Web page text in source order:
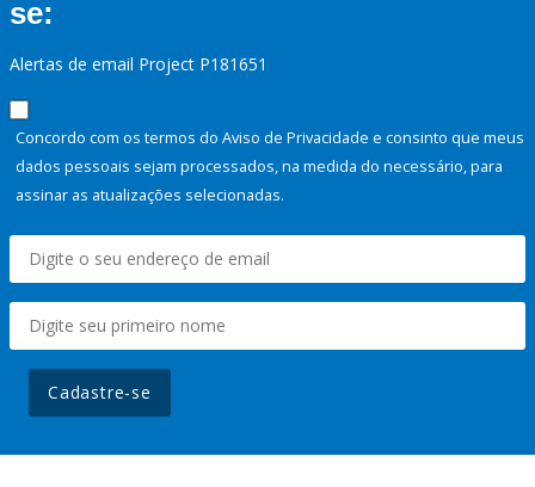
se:
Alertas de email Project P181651
Concordo com os termos do Aviso de Privacidade e consinto que meus
dados pessoais sejam processados, na medida do necessário, para
assinar as atualizações selecionadas.
Cadastre-se